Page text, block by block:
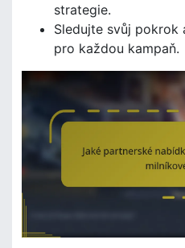
strategie.
Sledujte svůj pokrok
pro každou kampaň.